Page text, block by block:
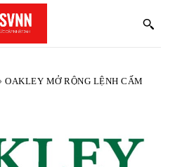
OAKLEY MỞ RỘNG LỆNH CẤM